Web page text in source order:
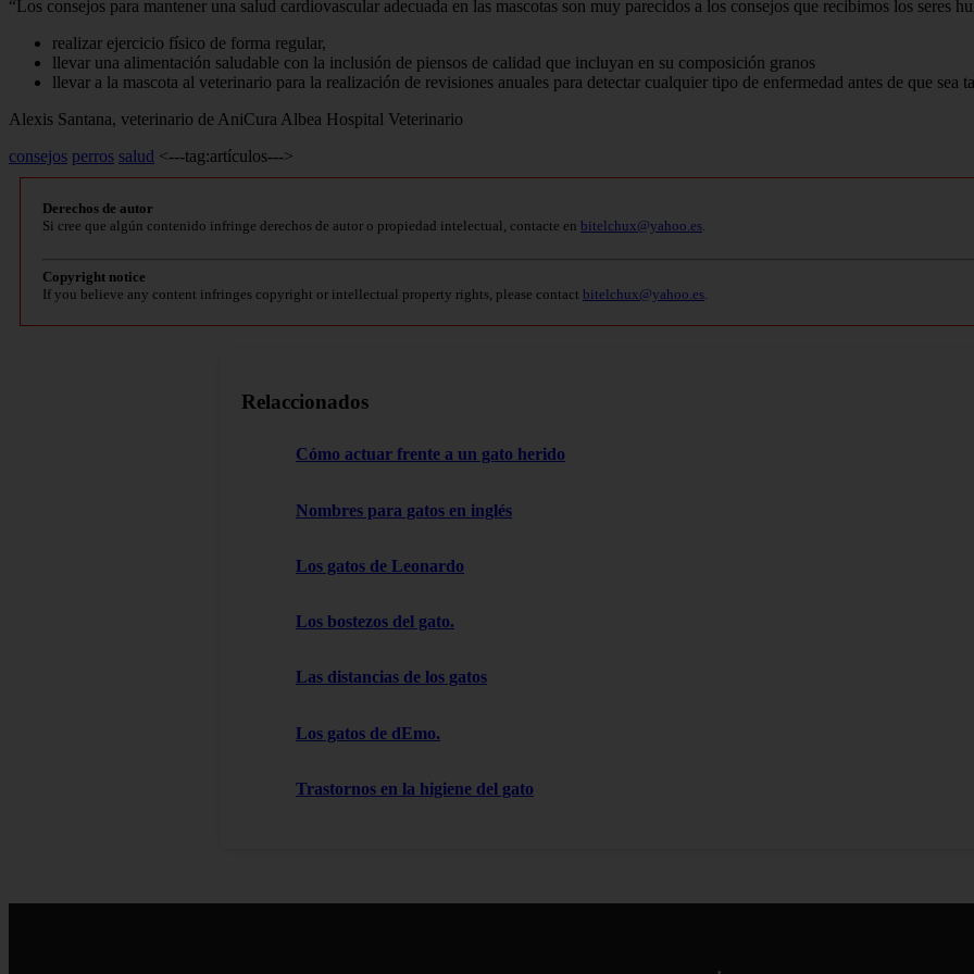
“Los consejos para mantener una salud cardiovascular adecuada en las mascotas son muy parecidos a los consejos que recibimos los seres
realizar ejercicio físico de forma regular,
llevar una alimentación saludable con la inclusión de piensos de calidad que incluyan en su composición granos
llevar a la mascota al veterinario para la realización de revisiones anuales para detectar cualquier tipo de enfermedad antes de que sea
Alexis Santana, veterinario de AniCura Albea Hospital Veterinario
consejos perros salud <---tag:artículos--->
Derechos de autor
Si cree que algún contenido infringe derechos de autor o propiedad intelectual, contacte en bitelchux@yahoo.es
Copyright notice
If you believe any content infringes copyright or intellectual property rights, please contact bitelchux@yahoo.es
Relaccionados
Cómo actuar frente a un gato herido
Nombres para gatos en inglés
Los gatos de Leonardo
Los bostezos del gato.
Las distancias de los gatos
Los gatos de dEmo.
Trastornos en la higiene del gato